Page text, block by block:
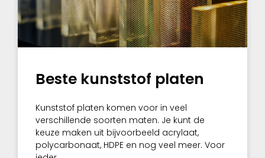
Beste kunststof platen
Kunststof platen komen voor in veel
verschillende soorten maten. Je kunt de
keuze maken uit bijvoorbeeld acrylaat,
polycarbonaat, HDPE en nog veel meer. Voor